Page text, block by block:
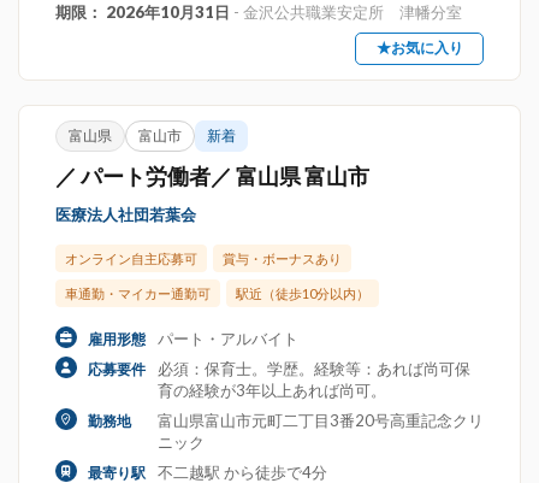
期限： 2026年10月31日 - 金沢公共職業安定所 津幡分室
★お気に入り
富山県 富山市 新着
／ パート労働者／ 富山県 富山市
医療法人社団若葉会
オンライン自主応募可 賞与・ボーナスあり
車通勤・マイカー通勤可 駅近（徒歩10分以内）
雇用形態 パート・アルバイト
応募要件
必須：保育士。学歴。経験等：あれば尚可保
育の経験が3年以上あれば尚可。
勤務地
富山県富山市元町二丁目3番20号高重記念クリ
ニック
最寄り駅 不二越駅 から徒歩で4分